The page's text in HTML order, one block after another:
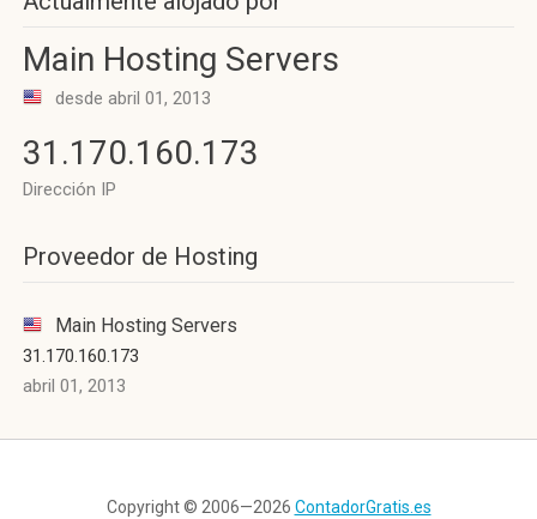
Main Hosting Servers
desde abril 01, 2013
31.170.160.173
Dirección IP
Proveedor de Hosting
Main Hosting Servers
31.170.160.173
abril 01, 2013
Copyright © 2006—2026 ContadorGratis.es